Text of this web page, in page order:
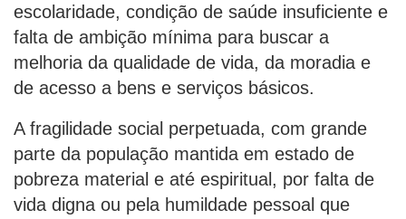
escolaridade, condição de saúde insuficiente e
falta de ambição mínima para buscar a
melhoria da qualidade de vida, da moradia e
de acesso a bens e serviços básicos.
A fragilidade social perpetuada, com grande
parte da população mantida em estado de
pobreza material e até espiritual, por falta de
vida digna ou pela humildade pessoal que